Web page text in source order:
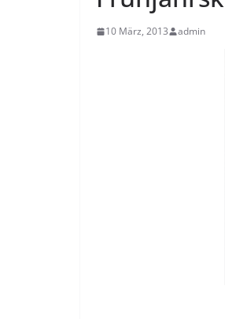
10 März, 2013 admin